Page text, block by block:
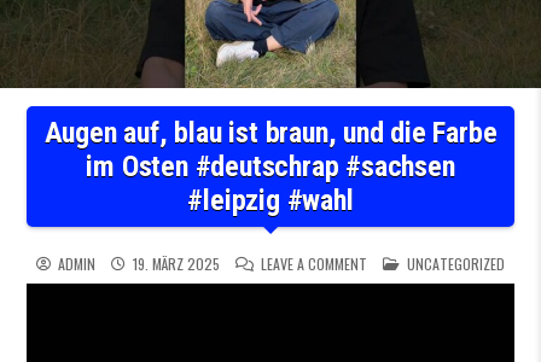
Augen auf, blau ist braun, und die Farbe
im Osten #deutschrap #sachsen
#leipzig #wahl
ADMIN 19. MÄRZ 2025 LEAVE A COMMENT ON AUGEN AUF, BLAU IST
POSTED IN
UNCATEGORIZED